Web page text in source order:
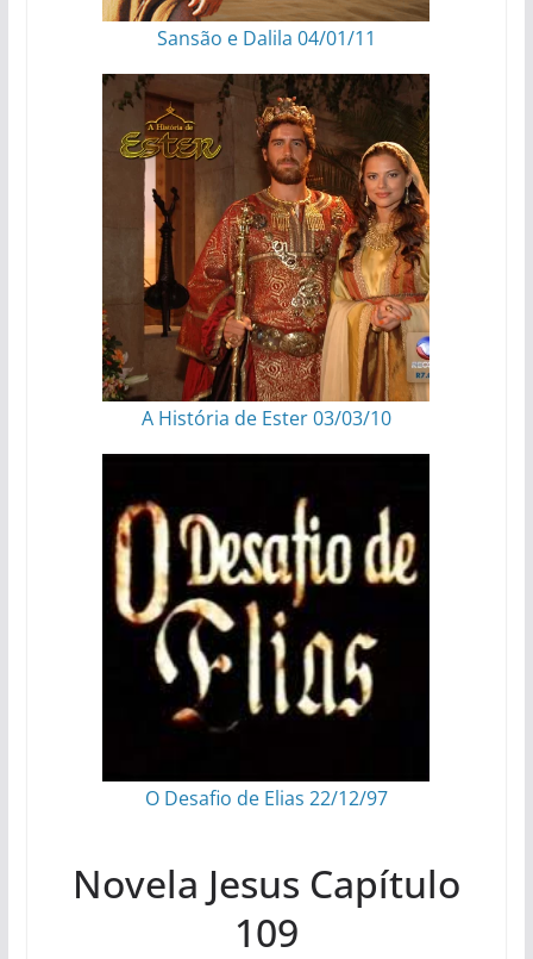
Sansão e Dalila 04/01/11
A História de Ester 03/03/10
O Desafio de Elias 22/12/97
Novela Jesus Capítulo
109